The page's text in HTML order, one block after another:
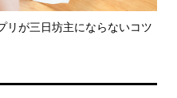
リが三日坊主にならないコツ